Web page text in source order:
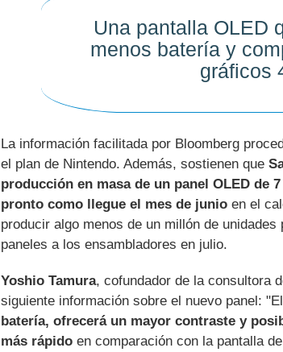
Una pantalla OLED
menos batería y
gráficos
La información facilitada por Bloomberg
el plan de Nintendo. Además, sostienen que
producción en masa de un panel OLED de
pronto como llegue el mes de junio en el
producir algo menos de un millón de
paneles a los ensambladores en julio.
Yoshio Tamura, cofundador de la consultora
siguiente información sobre el nuevo panel:
batería, ofrecerá un mayor contraste y
más rápido en comparación con la pantalla